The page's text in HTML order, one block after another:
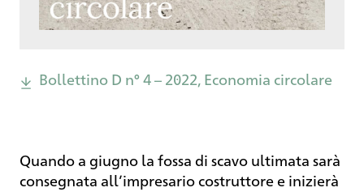
Bollettino D n° 4 – 2022, Economia circolare
Quando a giugno la fossa di scavo ultimata sarà
consegnata all’impresario costruttore e inizierà